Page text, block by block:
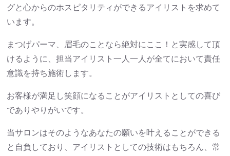
グと心からのホスピタリティができるアイリストを求めて
います。
まつげパーマ、眉毛のことなら絶対にここ！と実感して頂
けるように、担当アイリスト一人一人が全てにおいて責任
意識を持ち施術します。
お客様が満足し笑顔になることがアイリストとしての喜び
でありやりがいです。
当サロンはそのようなあなたの願いを叶えることができる
と自負しており、アイリストとしての技術はもちろん、常